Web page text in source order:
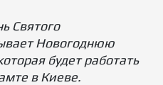
Святого
Новогоднюю
будет работать
в Киеве.